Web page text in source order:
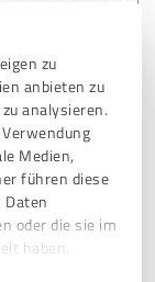
zu
anbieten zu
analysieren.
Medien,
führen diese
oder die sie im
haben.